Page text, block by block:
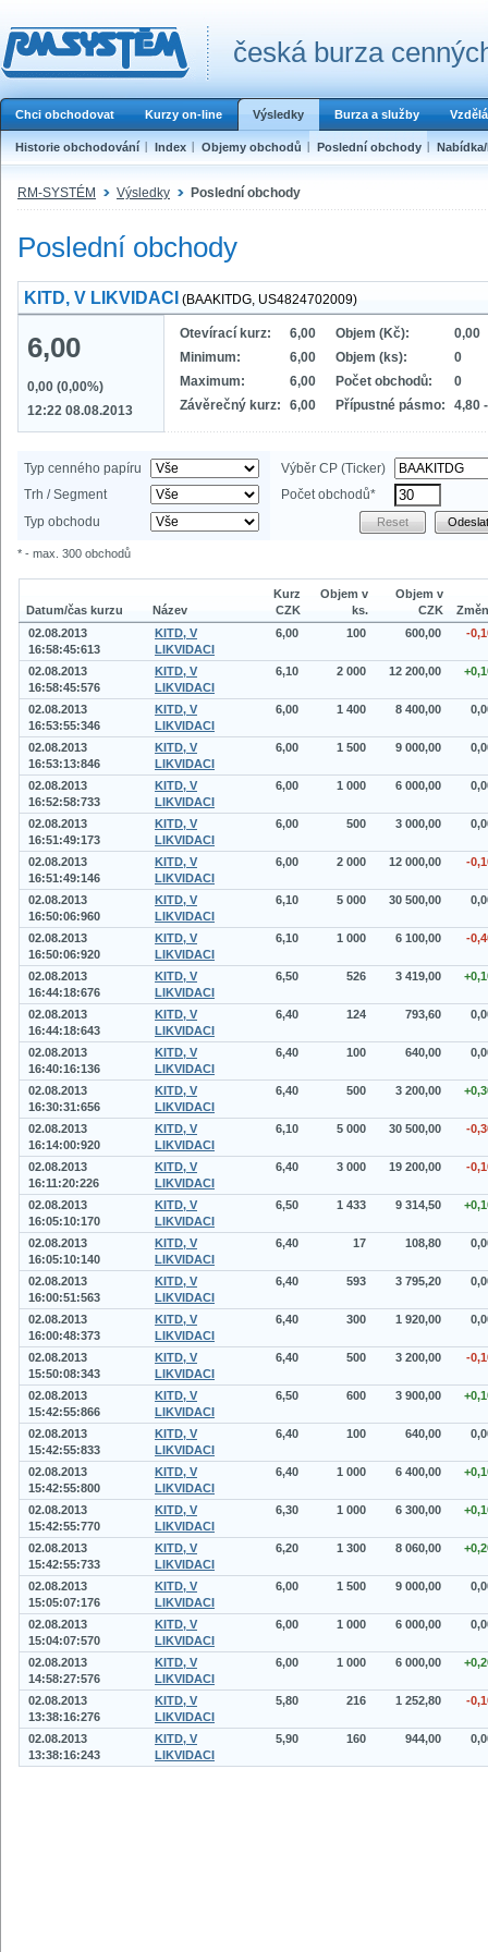
česká burza
Chci obchodovat Kurzy on-line Výsledky Burza a služby
Historie obchodování Index Objemy obchodů Poslední obchody
RM-SYSTÉM Výsledky Poslední obchody
Poslední obchody
KITD, V LIKVIDACI (BAAKITDG, US4824702009)
6,00
0,00 (0,00%)
12:22 08.08.2013
Otevírací kurz: 6,00 Objem (Kč):
0,00
Minimum:
6,00 Objem (ks):
0
Maximum:
6,00 Počet obchodů:
0
Závěrečný kurz:
6,00 Přípustné pásmo: 4,80
Typ cenného papíru
Výběr CP (Ticker)
Trh / Segment
Počet obchodů*
Typ obchodu
* - max. 300 obchodů
Datum/čas kurzu Název
Kurz
CZK
Objem v
ks.
Objem v
CZK
02.08.2013
16:58:45:613
KITD, V
LIKVIDACI
6,00 100 600,00 -
02.08.2013
16:58:45:576
KITD, V
LIKVIDACI
6,10 2 000 12 200,00
02.08.2013
16:53:55:346
KITD, V
LIKVIDACI
6,00 1 400 8 400,00
02.08.2013
16:53:13:846
KITD, V
LIKVIDACI
6,00 1 500 9 000,00
02.08.2013
16:52:58:733
KITD, V
LIKVIDACI
6,00 1 000 6 000,00
02.08.2013
16:51:49:173
KITD, V
LIKVIDACI
6,00 500 3 000,00
02.08.2013
16:51:49:146
KITD, V
LIKVIDACI
6,00 2 000 12 000,00 -
02.08.2013
16:50:06:960
KITD, V
LIKVIDACI
6,10 5 000 30 500,00
02.08.2013
16:50:06:920
KITD, V
LIKVIDACI
6,10 1 000 6 100,00 -
02.08.2013
16:44:18:676
KITD, V
LIKVIDACI
6,50 526 3 419,00
02.08.2013
16:44:18:643
KITD, V
LIKVIDACI
6,40 124 793,60
02.08.2013
16:40:16:136
KITD, V
LIKVIDACI
6,40 100 640,00
02.08.2013
16:30:31:656
KITD, V
LIKVIDACI
6,40 500 3 200,00
02.08.2013
16:14:00:920
KITD, V
LIKVIDACI
6,10 5 000 30 500,00 -
02.08.2013
16:11:20:226
KITD, V
LIKVIDACI
6,40 3 000 19 200,00 -
02.08.2013
16:05:10:170
KITD, V
LIKVIDACI
6,50 1 433 9 314,50
02.08.2013
16:05:10:140
KITD, V
LIKVIDACI
6,40 17 108,80
02.08.2013
16:00:51:563
KITD, V
LIKVIDACI
6,40 593 3 795,20
02.08.2013
16:00:48:373
KITD, V
LIKVIDACI
6,40 300 1 920,00
02.08.2013
15:50:08:343
KITD, V
LIKVIDACI
6,40 500 3 200,00 -
02.08.2013
15:42:55:866
KITD, V
LIKVIDACI
6,50 600 3 900,00
02.08.2013
15:42:55:833
KITD, V
LIKVIDACI
6,40 100 640,00
02.08.2013
15:42:55:800
KITD, V
LIKVIDACI
6,40 1 000 6 400,00
02.08.2013
15:42:55:770
KITD, V
LIKVIDACI
6,30 1 000 6 300,00
02.08.2013
15:42:55:733
KITD, V
LIKVIDACI
6,20 1 300 8 060,00
02.08.2013
15:05:07:176
KITD, V
LIKVIDACI
6,00 1 500 9 000,00
02.08.2013
15:04:07:570
KITD, V
LIKVIDACI
6,00 1 000 6 000,00
02.08.2013
14:58:27:576
KITD, V
LIKVIDACI
6,00 1 000 6 000,00
02.08.2013
13:38:16:276
KITD, V
LIKVIDACI
5,80 216 1 252,80 -
02.08.2013
13:38:16:243
KITD, V
LIKVIDACI
5,90 160 944,00